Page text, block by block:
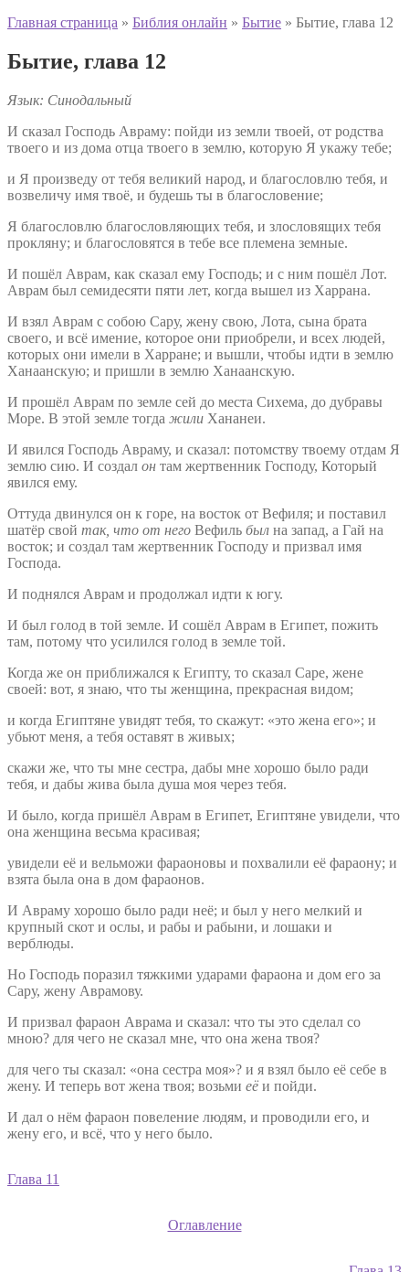
Главная страница » Библия онлайн » Бытие » Бытие, глава 12
Бытие, глава 12
Язык: Синодальный
И сказал Господь Авраму: пойди из земли твоей, от родства
твоего и из дома отца твоего в землю, которую Я укажу тебе;
и Я произведу от тебя великий народ, и благословлю тебя, и
возвеличу имя твоё, и будешь ты в благословение;
Я благословлю благословляющих тебя, и злословящих тебя
прокляну; и благословятся в тебе все племена земные.
И пошёл Аврам, как сказал ему Господь; и с ним пошёл Лот.
Аврам был семидесяти пяти лет, когда вышел из Харрана.
И взял Аврам с собою Сару, жену свою, Лота, сына брата
своего, и всё имение, которое они приобрели, и всех людей,
которых они имели в Харране; и вышли, чтобы идти в землю
Ханаанскую; и пришли в землю Ханаанскую.
И прошёл Аврам по земле сей до места Сихема, до дубравы
Море. В этой земле тогда жили Хананеи.
И явился Господь Авраму, и сказал: потомству твоему отдам Я
землю сию. И создал он там жертвенник Господу, Который
явился ему.
Оттуда двинулся он к горе, на восток от Вефиля; и поставил
шатёр свой так, что от него Вефиль был на запад, а Гай на
восток; и создал там жертвенник Господу и призвал имя
Господа.
И поднялся Аврам и продолжал идти к югу.
И был голод в той земле. И сошёл Аврам в Египет, пожить
там, потому что усилился голод в земле той.
Когда же он приближался к Египту, то сказал Саре, жене
своей: вот, я знаю, что ты женщина, прекрасная видом;
и когда Египтяне увидят тебя, то скажут: «это жена его»; и
убьют меня, а тебя оставят в живых;
скажи же, что ты мне сестра, дабы мне хорошо было ради
тебя, и дабы жива была душа моя через тебя.
И было, когда пришёл Аврам в Египет, Египтяне увидели, что
она женщина весьма красивая;
увидели её и вельможи фараоновы и похвалили её фараону; и
взята была она в дом фараонов.
И Авраму хорошо было ради неё; и был у него мелкий и
крупный скот и ослы, и рабы и рабыни, и лошаки и
верблюды.
Но Господь поразил тяжкими ударами фараона и дом его за
Сару, жену Аврамову.
И призвал фараон Аврама и сказал: что ты это сделал со
мною? для чего не сказал мне, что она жена твоя?
для чего ты сказал: «она сестра моя»? и я взял было её себе в
жену. И теперь вот жена твоя; возьми её и пойди.
И дал о нём фараон повеление людям, и проводили его, и
жену его, и всё, что у него было.
Глава 11
Оглавление